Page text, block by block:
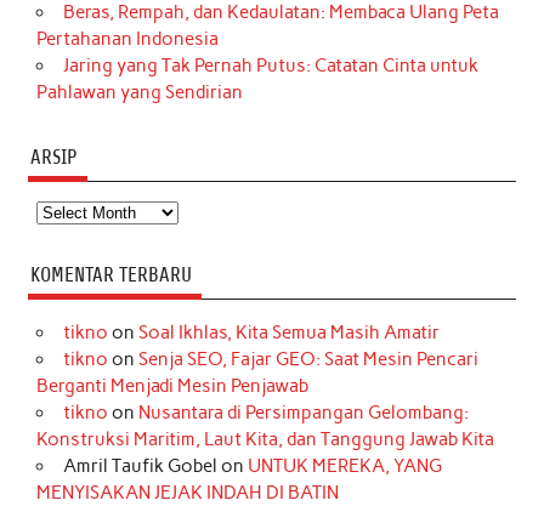
Beras, Rempah, dan Kedaulatan: Membaca Ulang Peta
Pertahanan Indonesia
Jaring yang Tak Pernah Putus: Catatan Cinta untuk
Pahlawan yang Sendirian
ARSIP
Arsip
KOMENTAR TERBARU
tikno on Soal Ikhlas, Kita Semua Masih Amatir
tikno on Senja SEO, Fajar GEO: Saat Mesin Pencari
Berganti Menjadi Mesin Penjawab
tikno on Nusantara di Persimpangan Gelombang:
Konstruksi Maritim, Laut Kita, dan Tanggung Jawab Kita
Amril Taufik Gobel on UNTUK MEREKA, YANG
MENYISAKAN JEJAK INDAH DI BATIN